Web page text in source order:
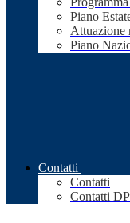
Piano
Attuazione
Piano
Contatti
Contatti
Contatti